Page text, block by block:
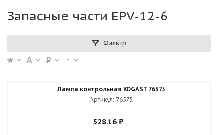
Запасные части EPV-12-6
Фильтр
Лампа контрольная KOGAST 76575
Артикул: 76575
528.16₽